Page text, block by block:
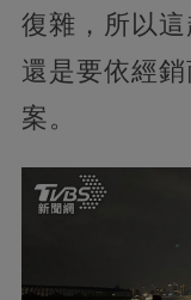
復雜，所以這
還是要依經
案。